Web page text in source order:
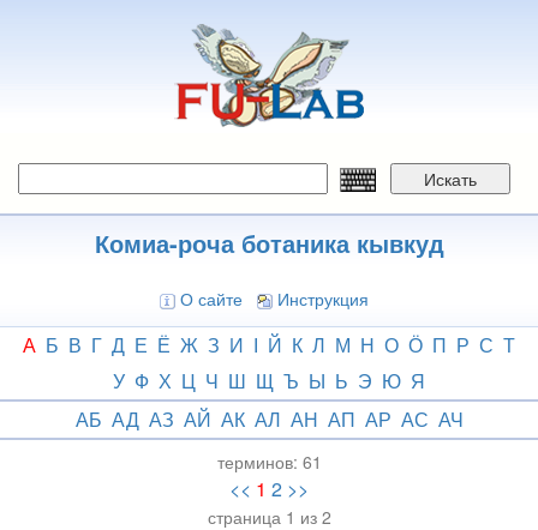
Искать
Комиа-роча ботаника кывкуд
О сайте Инструкция
А Б В Г Д Е Ё Ж З И І Й К Л М Н О Ӧ П Р С Т
У Ф Х Ц Ч Ш Щ Ъ Ы Ь Э Ю Я
АБ АД АЗ АЙ АК АЛ АН АП АР АС АЧ
терминов: 61
<< 1 2 >>
страница 1 из 2